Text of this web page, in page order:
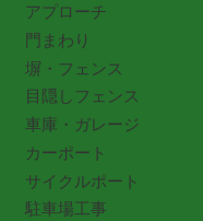
アプローチ
門まわり
塀・フェンス
目隠しフェンス
車庫・ガレージ
カーポート
サイクルポート
駐車場工事